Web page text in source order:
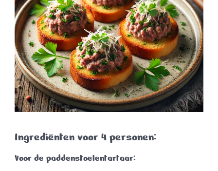
Ingrediënten voor 4 personen:
Voor de paddenstoelentartaar: